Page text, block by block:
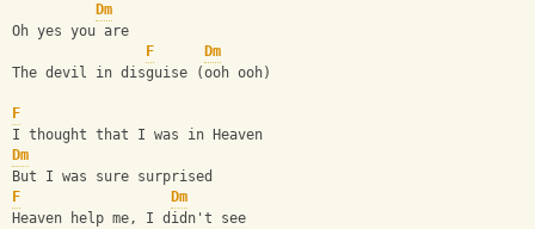
Dm
Oh yes you are
F
Dm
The devil in disguise (ooh ooh)
F
I thought that I was in Heaven
Dm
But I was sure surprised
F
Dm
Heaven help me, I didn't see